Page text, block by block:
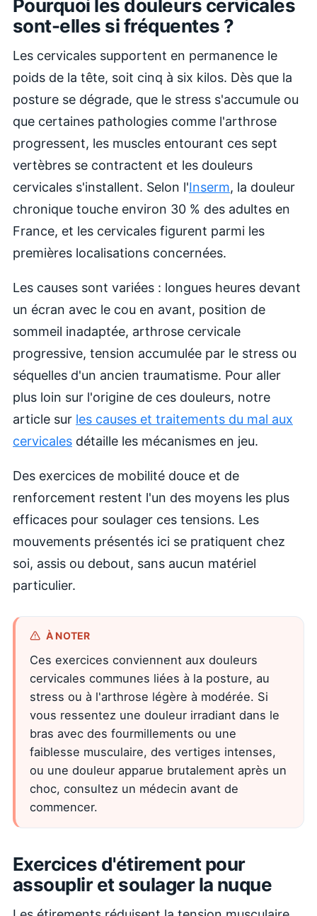
Pourquoi les douleurs cervicales
sont-elles si fréquentes ?
Les cervicales supportent en permanence le
poids de la tête, soit cinq à six kilos. Dès que la
posture se dégrade, que le stress s'accumule ou
que certaines pathologies comme l'arthrose
progressent, les muscles entourant ces sept
vertèbres se contractent et les douleurs
cervicales s'installent. Selon l'Inserm, la douleur
chronique touche environ 30 % des adultes en
France, et les cervicales figurent parmi les
premières localisations concernées.
Les causes sont variées : longues heures devant
un écran avec le cou en avant, position de
sommeil inadaptée, arthrose cervicale
progressive, tension accumulée par le stress ou
séquelles d'un ancien traumatisme. Pour aller
plus loin sur l'origine de ces douleurs, notre
article sur les causes et traitements du mal aux
cervicales détaille les mécanismes en jeu.
Des exercices de mobilité douce et de
renforcement restent l'un des moyens les plus
efficaces pour soulager ces tensions. Les
mouvements présentés ici se pratiquent chez
soi, assis ou debout, sans aucun matériel
particulier.
À NOTER
Ces exercices conviennent aux douleurs
cervicales communes liées à la posture, au
stress ou à l'arthrose légère à modérée. Si
vous ressentez une douleur irradiant dans le
bras avec des fourmillements ou une
faiblesse musculaire, des vertiges intenses,
ou une douleur apparue brutalement après un
choc, consultez un médecin avant de
commencer.
Exercices d'étirement pour
assouplir et soulager la nuque